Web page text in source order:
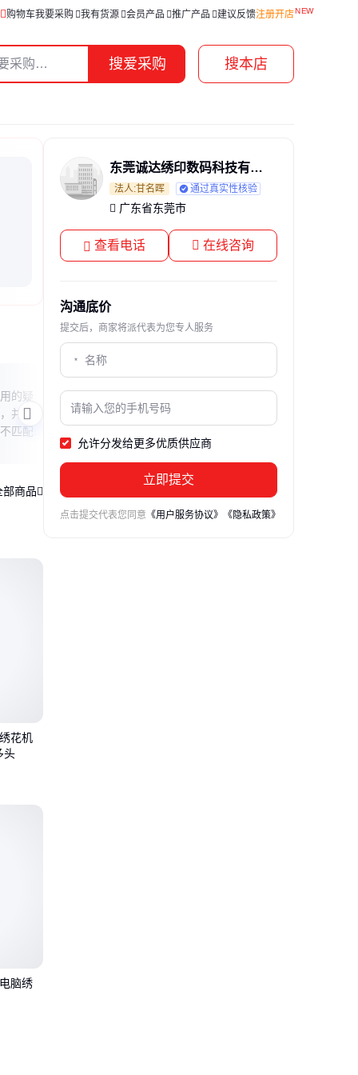
购物车我要采购 我有货源 会员产品 推广产品 建议反馈注册开店
搜爱采购 搜本店
的疑
并提供
匹配导
本文解析中捷微油ZJ9000D缝纫机针杆不
上油的常见原因，详细介绍其供油系统工
助用户快速恢复设备正常运转。
部商品
花机
头
脑绣
东莞诚达绣印数码科技有限公司
法人:甘名晖 通过真实性核验
广东省东莞市
查看电话 在线咨询
沟通底价
提交后，商家将派代表为您专人服务
允许分发给更多优质供应商
立即提交
点击提交代表您同意 《用户服务协议》 《隐私政策》